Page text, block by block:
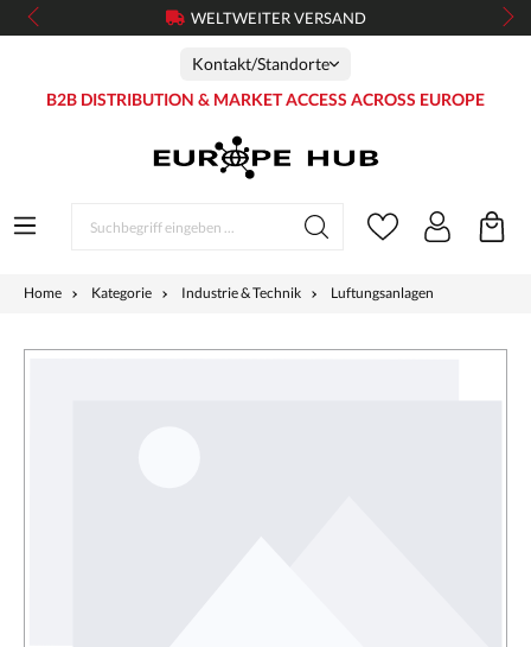
WELTWEITER VERSAND
Kontakt/Standorte
B2B DISTRIBUTION & MARKET ACCESS ACROSS EUROPE
Home Kategorie Industrie & Technik Luftungsanlagen